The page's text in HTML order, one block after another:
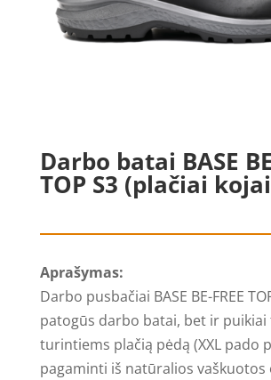
Darbo batai BASE
TOP S3 (plačiai
Aprašymas:
Darbo pusbačiai BASE BE-FREE
patogūs darbo batai, bet ir puikiai
turintiems plačią pėdą (XXL pado
pagaminti iš natūralios vaškuotos